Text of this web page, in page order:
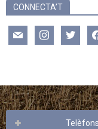
CONNECTA’T
mail instagramtwitter